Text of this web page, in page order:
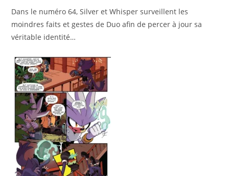
Dans le numéro 64, Silver et Whisper surveillent les
moindres faits et gestes de Duo afin de percer à jour sa
véritable identité…